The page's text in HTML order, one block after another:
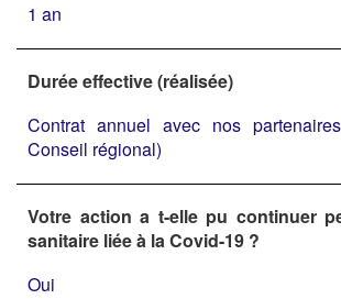
1 an
Durée effective (réalisée)
Contrat annuel avec nos
Conseil régional)
Votre action a t-elle pu continuer
sanitaire liée à la Covid-19 ?
Oui